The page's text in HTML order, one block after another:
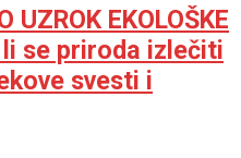
UZROK EKOLOŠKE
li se priroda izlečiti
svesti i